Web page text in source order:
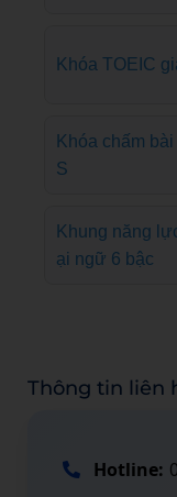
Khóa TOEIC
Khóa chấm bài
S
Khung năng
ại ngữ 6 bậc
Thông tin liên
Hotline: